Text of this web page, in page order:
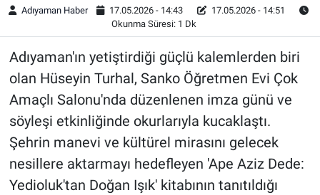
Adıyaman Haber 17.05.2026 - 14:43
17.05.2026 - 14:51
Okunma Süresi: 1 Dk
Adıyaman'ın yetiştirdiği güçlü kalemlerden biri
olan Hüseyin Turhal, Sanko Öğretmen Evi Çok
Amaçlı Salonu'nda düzenlenen imza günü ve
söyleşi etkinliğinde okurlarıyla kucaklaştı.
Şehrin manevi ve kültürel mirasını gelecek
nesillere aktarmayı hedefleyen 'Ape Aziz Dede:
Yedioluk'tan Doğan Işık' kitabının tanıtıldığı
Şambayat Haber